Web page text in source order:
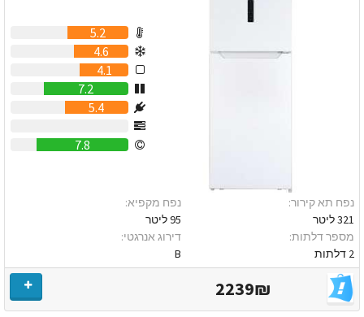
5.2
4.6
4.1
7.2
5.4
7.8
נפח תא קירור:
321 ליטר
מספר דלתות:
2 דלתות
נפח מקפיא:
95 ליטר
דירוג אנרגטי:
B
2239₪